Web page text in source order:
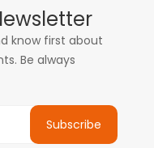
know first about
Be always
Subscribe